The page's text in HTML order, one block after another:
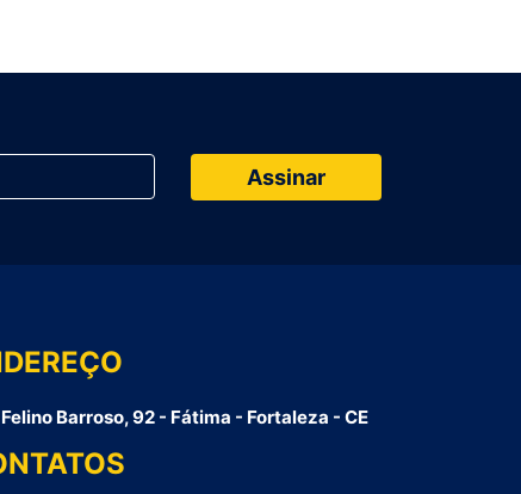
Felino Barroso, 92 - Fátima - Fortaleza - CE